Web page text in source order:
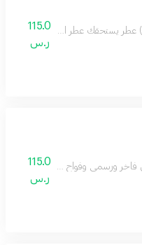
115.0
ر.س
115.0
ر.س